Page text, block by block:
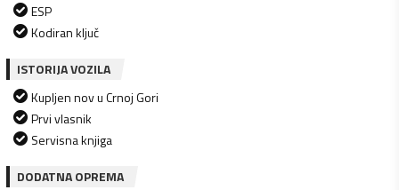
ESP
Kodiran ključ
ISTORIJA VOZILA
Kupljen nov u Crnoj Gori
Prvi vlasnik
Servisna knjiga
DODATNA OPREMA